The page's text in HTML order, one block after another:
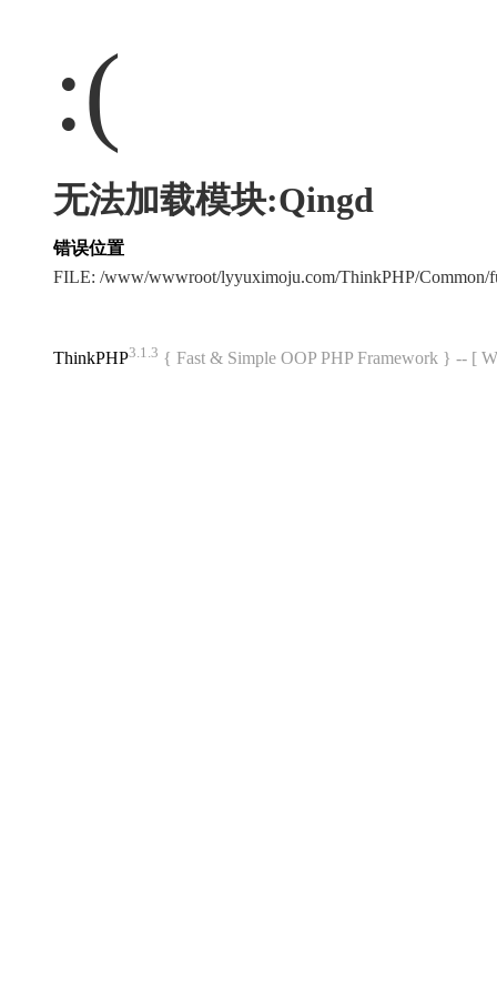
:(
无法加载模块:Qingd
错误位置
FILE: /www/wwwroot/lyyuximoju.com/ThinkPHP/
ThinkPHP3.1.3 { Fast & Simple OOP PHP Framework } -- [